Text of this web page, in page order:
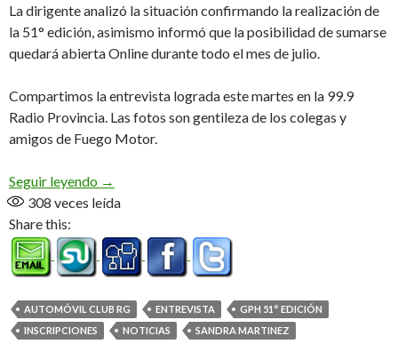
La dirigente analizó la situación confirmando la realización de
la 51° edición, asimismo informó que la posibilidad de sumarse
quedará abierta Online durante todo el mes de julio.
Compartimos la entrevista lograda este martes en la 99.9
Radio Provincia. Las fotos son gentileza de los colegas y
amigos de Fuego Motor.
Seguir leyendo «Entiendo en enojo pero hay que seguir dándole
→
308 veces leída
Share this:
AUTOMÓVIL CLUB RG ENTREVISTA
GPH 51° EDICIÓN
INSCRIPCIONES
NOTICIAS SANDRA MARTINEZ